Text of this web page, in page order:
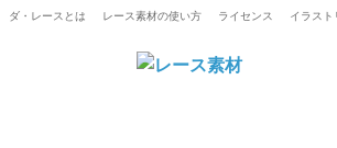
ダ・レースとは レース素材の使い方 ライセンス イラスト